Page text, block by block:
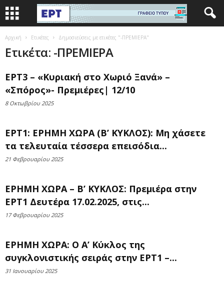
Αρχική Ετικέτες Δημοσιεύσεις με ετικέτες "-ΠΡΕΜΙΕΡΑ"
Ετικέτα: -ΠΡΕΜΙΕΡΑ
ΕΡΤ3 – «Κυριακή στο Χωριό Ξανά» –
«Σπόρος»- Πρεμιέρες| 12/10
8 Οκτωβρίου 2025
ΕΡΤ1: ΕΡΗΜΗ ΧΩΡΑ (Β’ ΚΥΚΛΟΣ): Μη χάσετε
τα τελευταία τέσσερα επεισόδια...
21 Φεβρουαρίου 2025
ΕΡΗΜΗ ΧΩΡΑ – Β’ ΚΥΚΛΟΣ: Πρεμιέρα στην
ΕΡΤ1 Δευτέρα 17.02.2025, στις...
17 Φεβρουαρίου 2025
ΕΡΗΜΗ ΧΩΡΑ: Ο Α’ Κύκλος της
συγκλονιστικής σειράς στην ΕΡΤ1 –...
31 Ιανουαρίου 2025